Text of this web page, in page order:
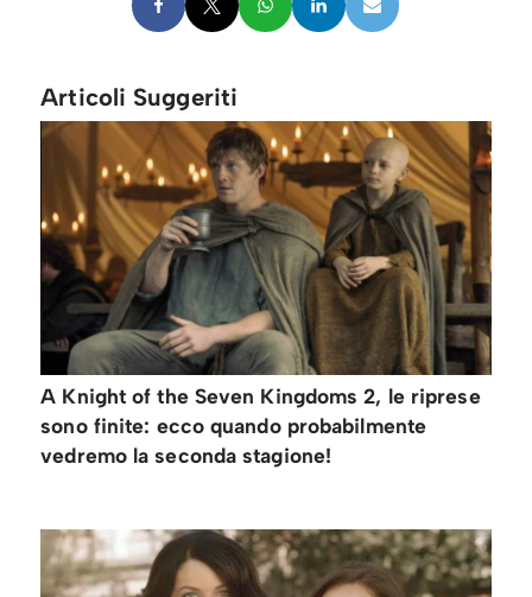
Articoli Suggeriti
A Knight of the Seven Kingdoms 2, le riprese
sono finite: ecco quando probabilmente
vedremo la seconda stagione!